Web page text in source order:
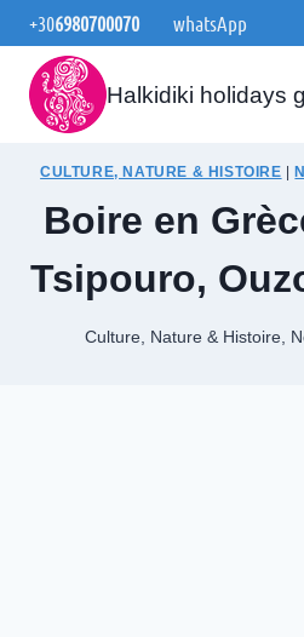
Aller
au
contenu
+306980700070 whatsApp
Halkidiki holidays
CULTURE, NATURE & HISTOIRE
Boire en
Tsipouro,
Culture, Nature & Histoire